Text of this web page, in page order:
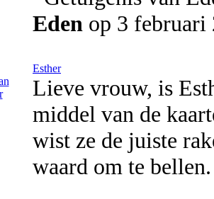
Eden op 3 februari
Esther
Lieve vrouw, is
middel van de
wist ze de juiste
waard om te